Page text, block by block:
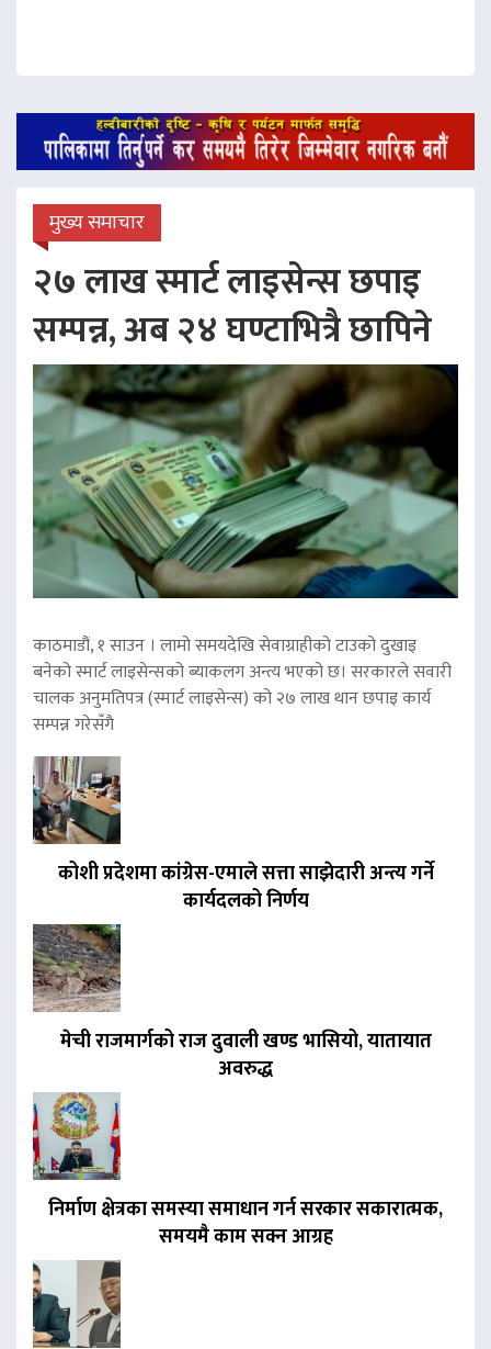
मुख्य समाचार
२७ लाख स्मार्ट लाइसेन्स छपाइ
सम्पन्न, अब २४ घण्टाभित्रै छापिने
काठमाडौं, १ साउन । लामो समयदेखि सेवाग्राहीको टाउको दुखाइ
बनेको स्मार्ट लाइसेन्सको ब्याकलग अन्त्य भएको छ। सरकारले सवारी
चालक अनुमतिपत्र (स्मार्ट लाइसेन्स) को २७ लाख थान छपाइ कार्य
सम्पन्न गरेसँगै
कोशी प्रदेशमा कांग्रेस-एमाले सत्ता साझेदारी अन्त्य गर्ने
कार्यदलको निर्णय
मेची राजमार्गको राज दुवाली खण्ड भासियो, यातायात
अवरुद्ध
निर्माण क्षेत्रका समस्या समाधान गर्न सरकार सकारात्मक,
समयमै काम सक्न आग्रह